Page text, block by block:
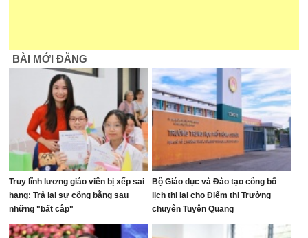
BÀI MỚI ĐĂNG
Truy lĩnh lương giáo viên bị xếp sai
hạng: Trả lại sự công bằng sau
những "bất cập"
Bộ Giáo dục và Đào tạo công bố
lịch thi lại cho Điểm thi Trường
chuyên Tuyên Quang